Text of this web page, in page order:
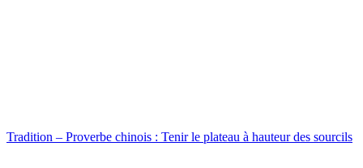
Tradition – Proverbe chinois : Tenir le plateau à hauteur des sourcils